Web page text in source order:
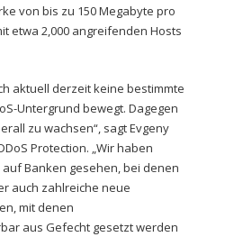
von bis zu 150 Megabyte pro
etwa 2,000 angreifenden Hosts
aktuell derzeit keine bestimmte
Untergrund bewegt. Dagegen
zu wachsen“, sagt Evgeny
Protection. „Wir haben
Banken gesehen, bei denen
auch zahlreiche neue
mit denen
aus Gefecht gesetzt werden